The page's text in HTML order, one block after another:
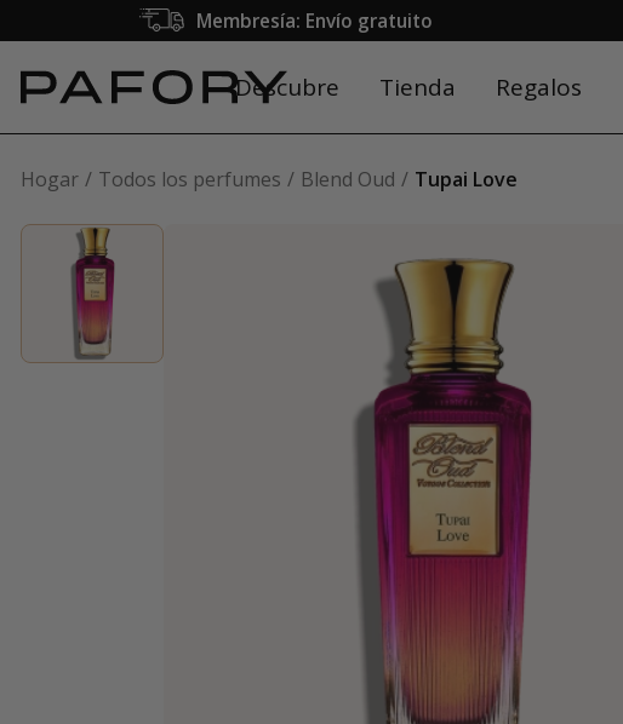
Membresía: Envío gratuito
Descubre Tienda Regalos
Hogar Todos los perfumes Blend Oud Tupai Love